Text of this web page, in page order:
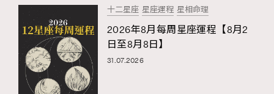
十二星座 星座運程 星相命理
2026年8月每周星座運程【8月2
日至8月8日】
31.07.2026